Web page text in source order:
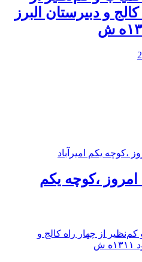
و دبيرستان البرز
،کوچه یکم